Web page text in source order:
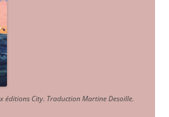
éditions City. Traduction Martine Desoille.